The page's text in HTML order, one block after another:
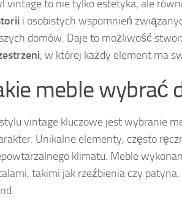
vintage to nie tylko estetyka, ale
i osobistych wspomnień
domów. Daje to możliwość
, w której każdy element ma
meble wybrać
vintage kluczowe jest wybranie
Unikalne elementy, często
klimatu. Meble
takimi jak rzeźbienia czy